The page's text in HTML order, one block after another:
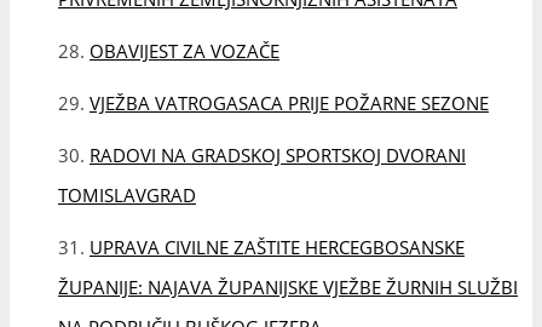
PODUZETNIŠTVA: BESPOVRATNA SREDSTVA ZA 35
MALIH GOSPODARSTAVA
GORSKOJ SLUŽBI SPAŠAVANJA USTUPLJENO VOZILO
ZA RAD